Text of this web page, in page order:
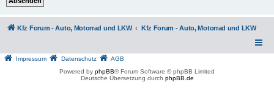
Kfz Forum - Auto, Motorrad und LKW Kfz Forum - Auto, Motorrad und LKW
Impressum Datenschutz
AGB
Powered by phpBB® Forum Software © phpBB Limited
Deutsche Übersetzung durch phpBB.de